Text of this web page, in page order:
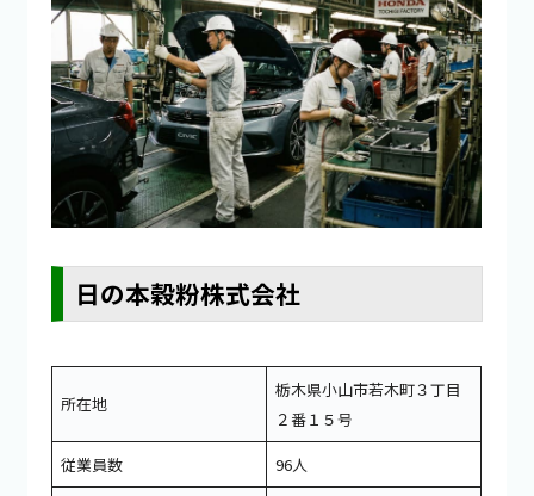
日の本穀粉株式会社
所在地
栃木県小山市若木町３丁目
２番１５号
従業員数
96人